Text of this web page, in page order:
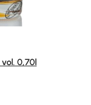
vol. 0,70l